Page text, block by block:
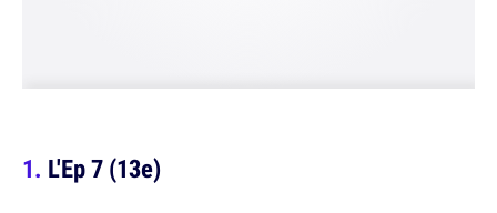
L'Ep 7 (13e)